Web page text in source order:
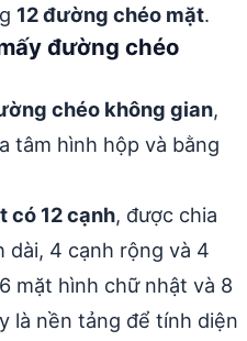
12 đường chéo mặt.
đường chéo
chéo không gian,
tâm hình hộp và bằng
có 12 cạnh, được chia
dài, 4 cạnh rộng và 4
mặt hình chữ nhật và 8
là nền tảng để tính diện